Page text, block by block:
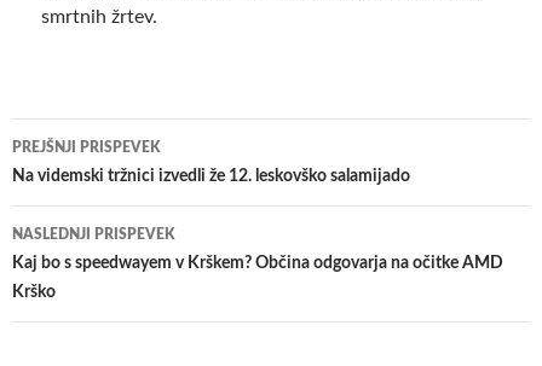
smrtnih žrtev.
Krmarjenje
po
prispevkih
PREJŠNJI PRISPEVEK
​Na videmski tržnici izvedli že 12. leskovško salamijado
NASLEDNJI PRISPEVEK
Kaj bo s speedwayem v Krškem? Občina odgovarja na očitke AMD
Krško